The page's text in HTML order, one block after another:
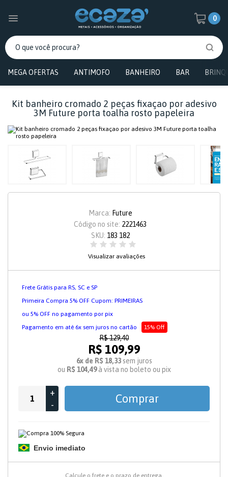
0
MEGA OFERTAS ANTIMOFO BANHEIRO BAR
Kit banheiro cromado 2 peças fixaçao por adesivo
3M Future porta toalha rosto papeleira
Marca: Future
Código no site: 2221463
SKU: 183 182
Visualizar avaliações
Frete Grátis para RS, SC e SP
Primeira Compra 5% OFF Cupom: PRIMEIRAS
ou 5% OFF no pagamento por pix
Pagamento em até 6x sem juros no cartão
15% Off
R$ 129,40
R$ 109,99
6x de R$ 18,33 sem juros
ou R$ 104,49à vista no boleto ou pix
+
-
Comprar
Envio imediato